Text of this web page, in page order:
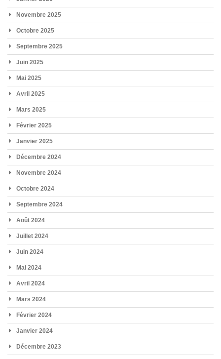
Novembre 2025
Octobre 2025
Septembre 2025
Juin 2025
Mai 2025
Avril 2025
Mars 2025
Février 2025
Janvier 2025
Décembre 2024
Novembre 2024
Octobre 2024
Septembre 2024
Août 2024
Juillet 2024
Juin 2024
Mai 2024
Avril 2024
Mars 2024
Février 2024
Janvier 2024
Décembre 2023